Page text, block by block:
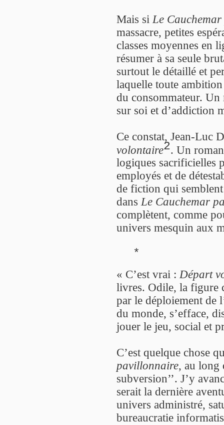
Mais si Le
massacre, petites
classes moyennes en
résumer à sa seule
surtout le détaillé et
laquelle toute
du consommateur.
sur soi et d’addiction
Ce constat, Jean-Luc
volontaire2. Un
logiques sacrificielles
employés et de
de fiction qui
dansLe Cauchemar
complètent, comme
univers mesquin aux
*
« C’est vrai :Départ
livres. Odile, la figure
par le déploiement de
du monde, s’efface,
jouer le jeu, social et
C’est quelque chose
pavillonnaire, au long
subversion’’. J’y
serait la dernière
univers administré,
bureaucratie